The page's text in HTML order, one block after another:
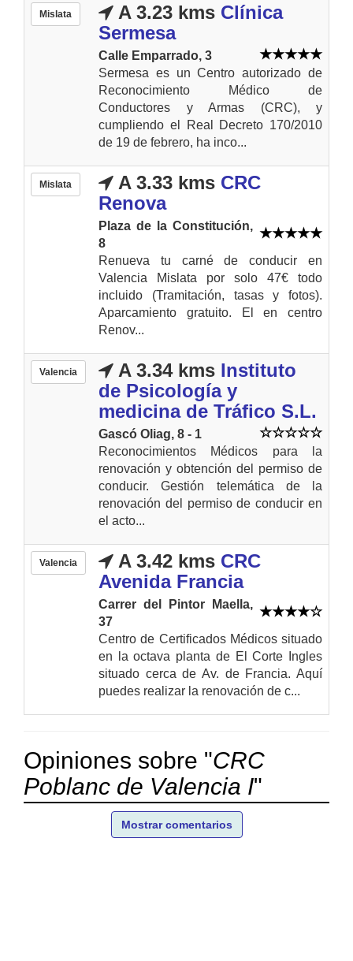
Mislata A 3.23 kms Clínica
Sermesa
Calle Emparrado, 3
Sermesa es un Centro autorizado de
Reconocimiento Médico de
Conductores y Armas (CRC), y
cumpliendo el Real Decreto 170/2010
de 19 de febrero, ha inco...
Mislata A 3.33 kms CRC
Renova
Plaza de la Constitución,
8
Renueva tu carné de conducir en
Valencia Mislata por solo 47€ todo
incluido (Tramitación, tasas y fotos).
Aparcamiento gratuito. El en centro
Renov...
Valencia A 3.34 kms Instituto
de Psicología y
medicina de Tráfico S.L.
Gascó Oliag, 8 - 1
Reconocimientos Médicos para la
renovación y obtención del permiso de
conducir. Gestión telemática de la
renovación del permiso de conducir en
el acto...
Valencia A 3.42 kms CRC
Avenida Francia
Carrer del Pintor Maella,
37
Centro de Certificados Médicos situado
en la octava planta de El Corte Ingles
situado cerca de Av. de Francia. Aquí
puedes realizar la renovación de c...
Opiniones sobre "CRC
Poblanc de Valencia I"
Mostrar comentarios